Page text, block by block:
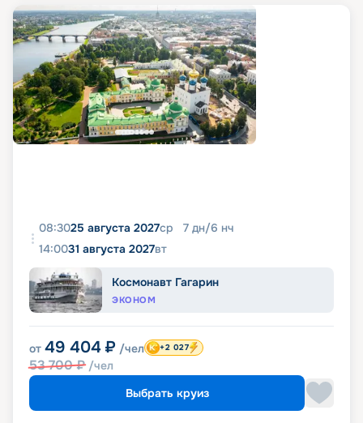
08:3025 августа 2027ср 7 дн/6 нч
14:0031 августа 2027вт
Космонавт Гагарин
ЭКОНОМ
от 49 404 ₽ /чел
53 700₽ /чел
+2 027
Выбрать круиз